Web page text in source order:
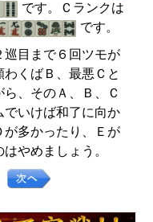
です。Ｃランクは
です。
目まで６回ツモが
くばＢ、最悪Ｃと
、そのＡ、Ｂ、Ｃ
でいけば和了に向か
が多かったり、Ｅが
やめましょう。